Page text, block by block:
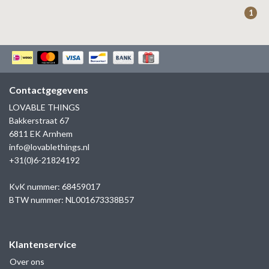
KAPTEN & SON
1
Contactgegevens
LOVABLE THINGS
Bakkerstraat 67
6811 EK Arnhem
info@lovablethings.nl
+31(0)6-21824192
KvK nummer: 68459017
BTW nummer: NL001673338B57
Klantenservice
Over ons